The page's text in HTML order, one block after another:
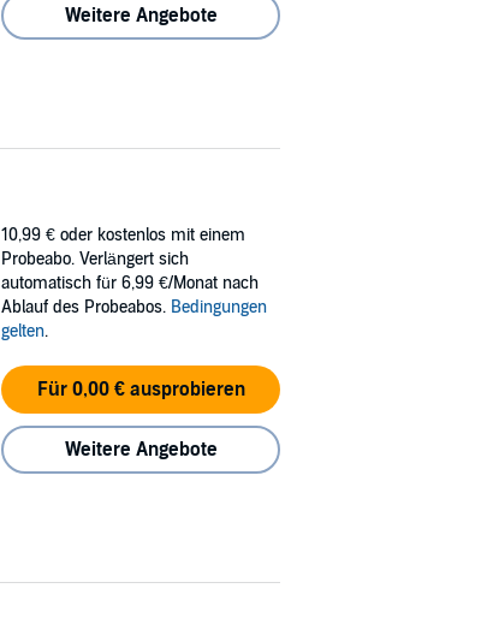
Weitere Angebote
10,99 € oder kostenlos mit einem
Probeabo. Verlängert sich
automatisch für 6,99 €/Monat nach
Ablauf des Probeabos. Bedingungen
gelten.
Für 0,00 € ausprobieren
Weitere Angebote